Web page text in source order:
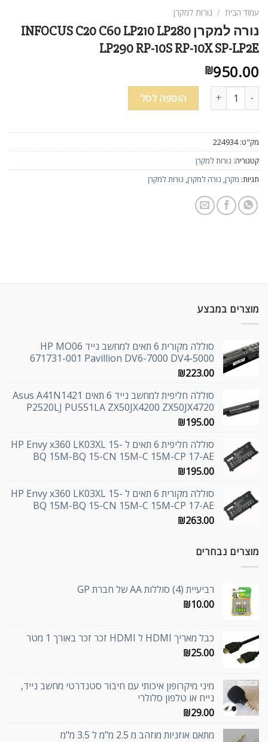
עמוד הבית / נורות למקרן
נורה למקרן INFOCUS C20 C60 LP210 LP280
LP290 RP-10S RP-10X SP-LP2E
₪950.00
כמות של נורה למקרן INFOCUS C20 C60 LP210 LP280 LP290 RP-10S RP-10X SP-LP2E הוספה לסל
מק"ט:224934
קטגוריה: נורות למקרן
תגיות: מקרן, נורה למקרן, נורות למקרן
מוצרים במבצע
סוללה מקורית 6 תאים למחשב נייד HP MO06
671731-001 Pavillion DV6-7000 DV4-5000
₪223.00
סוללה חליפית למחשב נייד 6 תאים Asus A41N1421
P2520LJ PU551LA ZX50JX4200 ZX50JX4720
₪195.00
סוללה חליפית 6 תאים ל HP Envy x360 LK03XL 15-
BQ 15M-BQ 15-CN 15M-C 15M-CP 17-AE
₪195.00
סוללה מקורית 6 תאים ל HP Envy x360 LK03XL 15-
BQ 15M-BQ 15-CN 15M-C 15M-CP 17-AE
₪263.00
מוצרים נבחרים
רביעיית (4) סוללות AA של חברת GP
₪10.00
כבל מאריך HDMI ל HDMI זכר זכר באורך 1 מטר
₪25.00
מיני מיקרופון איכותי עם חיבור סטנדרטי מחשב נייד,
נייח או טלפון סלולרי
₪29.00
מתאם אוזניות מוזהב מ 2.5 מ"מ ל 3.5 מ"מ